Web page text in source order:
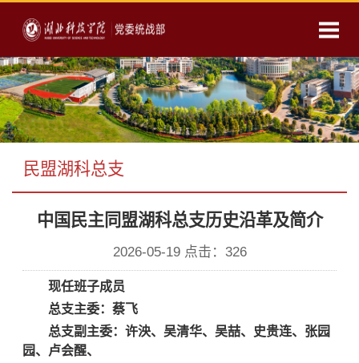
民盟湖科总支
中国民主同盟湖科总支历史沿革及简介
2026-05-19 点击： 326
现任班子成员
总支主委：蔡飞
总支副主委：许泱、吴清华、吴喆、史贵连、张园
园、卢会醒、